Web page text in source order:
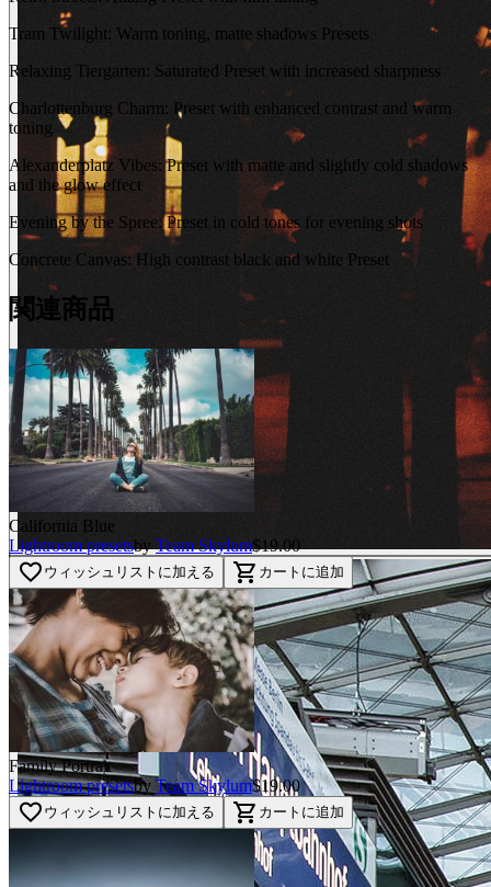
Tram Twilight: Warm toning, matte shadows Presets
Relaxing Tiergarten: Saturated Preset with increased sharpness
Charlottenburg Charm: Preset with enhanced contrast and warm
toning
Alexanderplatz Vibes: Preset with matte and slightly cold shadows
and the glow effect
Evening by the Spree: Preset in cold tones for evening shots
Concrete Canvas: High contrast black and white Preset
関連商品
California Blue
Lightroom presetsby Team Skylum$19.00
favorite_border ウィッシュリストに加える shopping_cart カートに追加
Family Portrait
Lightroom presetsby Team Skylum$19.00
favorite_border ウィッシュリストに加える shopping_cart カートに追加